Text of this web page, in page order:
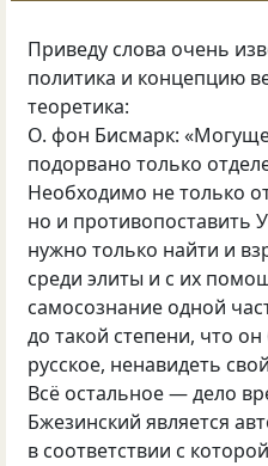
Приведу слова очень
политика и концепцию
теоретика:
О. фон Бисмарк:
подорвано только
Необходимо не только
но и противопоставить
нужно только найти и
среди элиты и с их
самосознание одной
до такой степени, что
русское, ненавидеть
Всё остальное — дело
Бжезинский является
в соответствии с